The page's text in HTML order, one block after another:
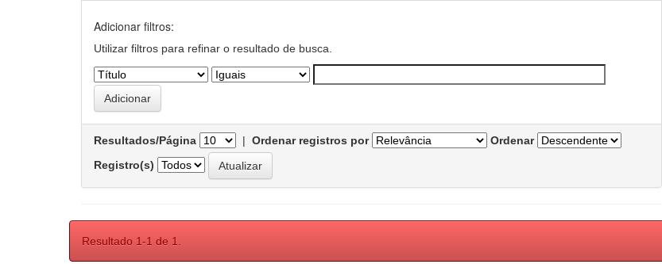
Adicionar filtros:
Utilizar filtros para refinar o resultado de busca.
Resultados/Página | Ordenar registros por
Ordenar
Registro(s)
Resultado 1-1 de 1.